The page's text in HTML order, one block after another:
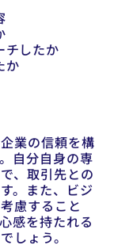
チしたか
か
業の信頼を構
自分自身の専
、取引先との
。また、ビジ
慮すること
感を持たれる
しょう。